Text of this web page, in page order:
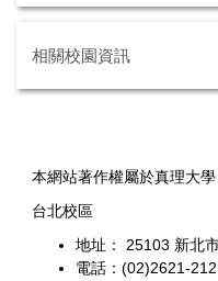
相關校園資訊
本網站著作權屬於真理大學
台北校區
地址： 25103 新北
電話：(02)2621-